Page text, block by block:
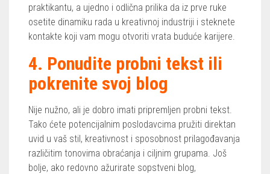
praktikantu, a ujedno i odlična prilika da iz prve ruke
osetite dinamiku rada u kreativnoj industriji i steknete
kontakte koji vam mogu otvoriti vrata buduće karijere.
4. Ponudite probni tekst ili
pokrenite svoj blog
Nije nužno, ali je dobro imati pripremljen probni tekst.
Tako ćete potencijalnim poslodavcima pružiti direktan
uvid u vaš stil, kreativnost i sposobnost prilagođavanja
različitim tonovima obraćanja i ciljnim grupama. Još
bolje, ako redovno ažurirate sopstveni blog,